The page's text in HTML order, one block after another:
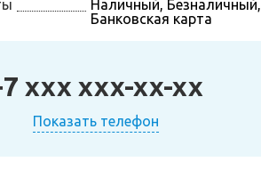
Наличный, Безналичный,
Банковская карта
xxx xxx-xx-xx
Показать телефон